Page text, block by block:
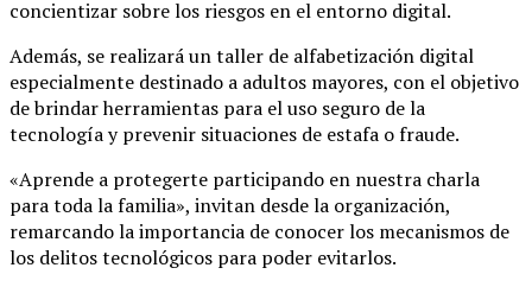
concientizar sobre los riesgos en el entorno digital.
Además, se realizará un taller de alfabetización digital
especialmente destinado a adultos mayores, con el objetivo
de brindar herramientas para el uso seguro de la
tecnología y prevenir situaciones de estafa o fraude.
«Aprende a protegerte participando en nuestra charla
para toda la familia», invitan desde la organización,
remarcando la importancia de conocer los mecanismos de
los delitos tecnológicos para poder evitarlos.